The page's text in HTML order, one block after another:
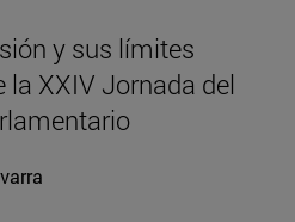
y sus límites
la XXIV Jornada del